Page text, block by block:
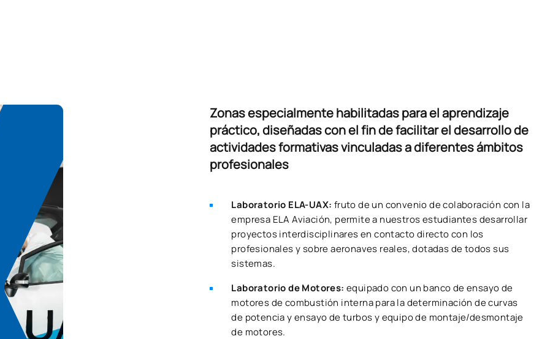
Zonas especialmente habilitadas para el aprendizaje
práctico, diseñadas con el fin de facilitar el desarrollo de
actividades formativas vinculadas a diferentes ámbitos
profesionales
Laboratorio ELA-UAX: fruto de un convenio de colaboración con la
empresa ELA Aviación, permite a nuestros estudiantes desarrollar
proyectos interdisciplinares en contacto directo con los
profesionales y sobre aeronaves reales, dotadas de todos sus
sistemas.
Laboratorio de Motores: equipado con un banco de ensayo de
motores de combustión interna para la determinación de curvas
de potencia y ensayo de turbos y equipo de montaje/desmontaje
de motores.